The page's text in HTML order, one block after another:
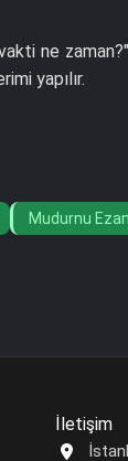
ne
yapılır.
Mudurnu
İletişim